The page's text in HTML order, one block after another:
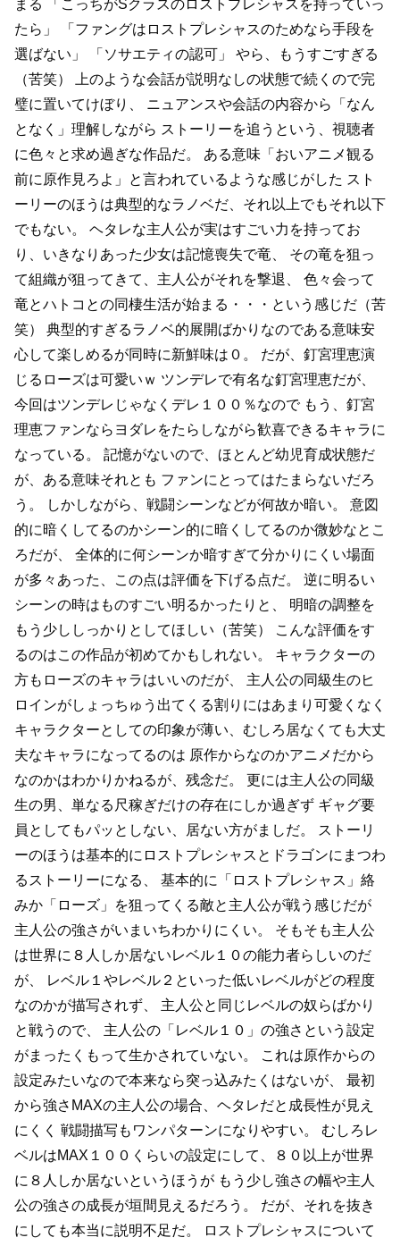
まる
「こっちがSクラスのロストプレシャスを持っていっ
たら」
「ファングはロストプレシャスのためなら手段を
選ばない」
「ソサエティの認可」
やら、もうすごすぎる
（苦笑）
上のような会話が説明なしの状態で続くので完
璧に置いてけぼり、
ニュアンスや会話の内容から「なん
となく」理解しながら ストーリーを追うという、視聴者
に色々と求め過ぎな作品だ。
ある意味「おいアニメ観る
前に原作見ろよ」と言われているような感じがした スト
ーリーのほうは典型的なラノベだ、それ以上でもそれ以下
でもない。
ヘタレな主人公が実はすごい力を持ってお
り、いきなりあった少女は記憶喪失で竜、
その竜を狙っ
て組織が狙ってきて、主人公がそれを撃退、
色々会って
竜とハトコとの同棲生活が始まる・・・という感じだ（苦
笑）
典型的すぎるラノベ的展開ばかりなのである意味安
心して楽しめるが同時に新鮮味は０。
だが、釘宮理恵演
じるローズは可愛いｗ ツンデレで有名な釘宮理恵だが、
今回はツンデレじゃなくデレ１００％なのでもう、釘宮
理恵ファンならヨダレをたらしながら歓喜できるキャラに
なっている。
記憶がないので、ほとんど幼児育成状態だ
が、ある意味それとも ファンにとってはたまらないだろ
う。
しかしながら、戦闘シーンなどが何故か暗い。
意図
的に暗くしてるのかシーン的に暗くしてるのか微妙なとこ
ろだが、
全体的に何シーンか暗すぎて分かりにくい場面
が多々あった、この点は評価を下げる点だ。
逆に明るい
シーンの時はものすごい明るかったりと、
明暗の調整を
もう少ししっかりとしてほしい（苦笑）
こんな評価をす
るのはこの作品が初めてかもしれない。
キャラクターの
方もローズのキャラはいいのだが、
主人公の同級生のヒ
ロインがしょっちゅう出てくる割りにはあまり可愛くなく
キャラクターとしての印象が薄い、むしろ居なくても大丈
夫なキャラになってるのは 原作からなのかアニメだから
なのかはわかりかねるが、残念だ。
更には主人公の同級
生の男、単なる尺稼ぎだけの存在にしか過ぎず ギャグ要
員としてもパッとしない、居ない方がましだ。
ストーリ
ーのほうは基本的にロストプレシャスとドラゴンにまつわ
るストーリーになる、
基本的に「ロストプレシャス」絡
みか「ローズ」を狙ってくる敵と主人公が戦う感じだが
主人公の強さがいまいちわかりにくい。
そもそも主人公
は世界に８人しか居ないレベル１０の能力者らしいのだ
が、
レベル１やレベル２といった低いレベルがどの程度
なのかが描写されず、
主人公と同じレベルの奴らばかり
と戦うので、
主人公の「レベル１０」の強さという設定
がまったくもって生かされていない。
これは原作からの
設定みたいなので本来なら突っ込みたくはないが、
最初
から強さMAXの主人公の場合、ヘタレだと成長性が見え
にくく 戦闘描写もワンパターンになりやすい。
むしろレ
ベルはMAX１００くらいの設定にして、８０以上が世界
に８人しか居ないというほうが もう少し強さの幅や主人
公の強さの成長が垣間見えるだろう。
だが、それを抜き
にしても本当に説明不足だ。
ロストプレシャスについて